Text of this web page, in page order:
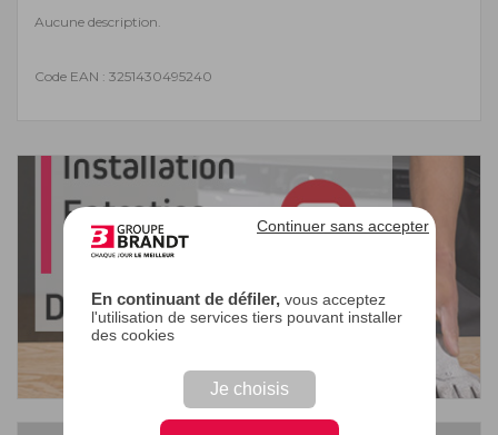
En continuant de défiler,vous acceptez
l'utilisation de services tiers pouvant installer
des cookies
Je choisis
Continuer sans accepter
Aucune description.
Code EAN : 3251430495240